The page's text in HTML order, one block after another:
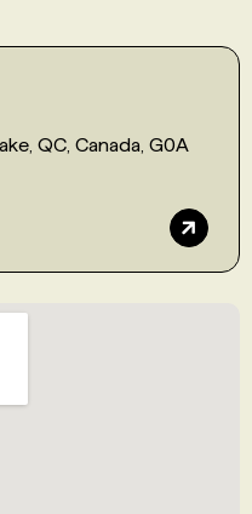
QC, Canada, G0A